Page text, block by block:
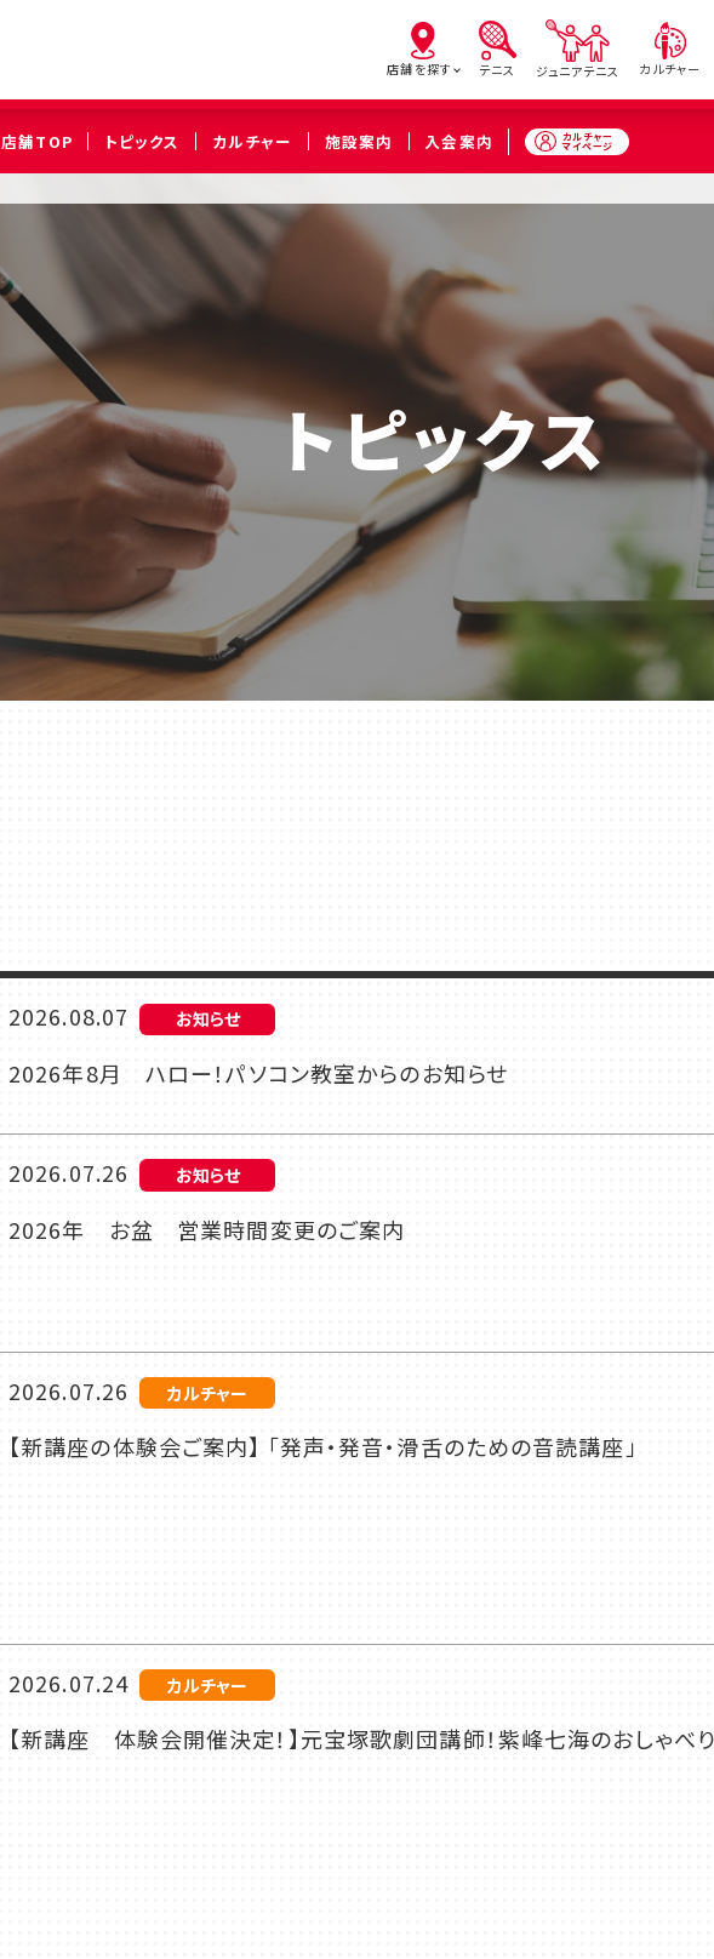
店舗を探す
大井町 亀有
（葛飾区）
北砂 西
相模原
（相模原市南区）
溝の口
（川崎市高津区）
武蔵
（川崎市
浦和
（久喜市）
テニス ジュニアテニス カルチャー
店舗TOP トピックス カルチャー 施設案内 入会案内 カルチャー
マイページ
トピックス
2026.08.07 お知らせ
2026年8月 ハロー！パソコン教室からのお知らせ
2026.07.26 お知らせ
2026年 お盆 営業時間変更のご案内
2026.07.26 カルチャー
【新講座の体験会ご案内】 「発声・発音・滑舌のための音読講座」
2026.07.24 カルチャー
【新講座 体験会開催決定！】元宝塚歌劇団講師！紫峰七海のおしゃべ